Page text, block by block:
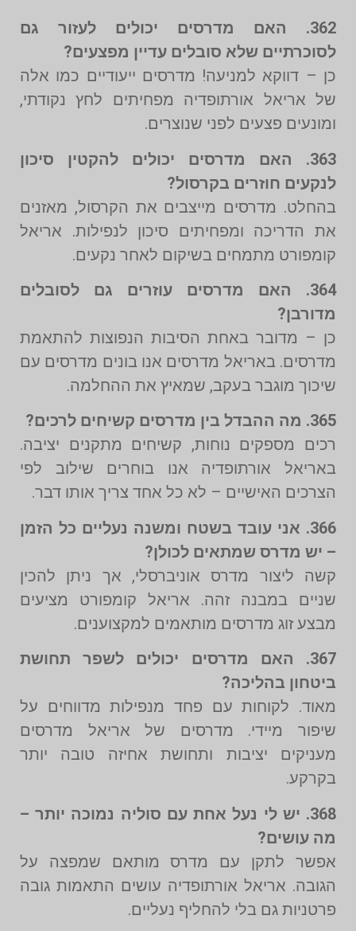
362. האם מדרסים יכולים לעזור גם
לסוכרתיים שלא סובלים עדיין מפצעים?
כן – דווקא למניעה! מדרסים ייעודיים כמו אלה
של אריאל אורתופדיה מפחיתים לחץ נקודתי,
ומונעים פצעים לפני שנוצרים.
363. האם מדרסים יכולים להקטין סיכון
לנקעים חוזרים בקרסול?
בהחלט. מדרסים מייצבים את הקרסול, מאזנים
את הדריכה ומפחיתים סיכון לנפילות. אריאל
קומפורט מתמחים בשיקום לאחר נקעים.
364. האם מדרסים עוזרים גם לסובלים
מדורבן?
כן – מדובר באחת הסיבות הנפוצות להתאמת
מדרסים. באריאל מדרסים אנו בונים מדרסים עם
שיכוך מוגבר בעקב, שמאיץ את ההחלמה.
365. מה ההבדל בין מדרסים קשיחים לרכים?
רכים מספקים נוחות, קשיחים מתקנים יציבה.
באריאל אורתופדיה אנו בוחרים שילוב לפי
הצרכים האישיים – לא כל אחד צריך אותו דבר.
366. אני עובד בשטח ומשנה נעליים כל הזמן
– יש מדרס שמתאים לכולן?
קשה ליצור מדרס אוניברסלי, אך ניתן להכין
שניים במבנה זהה. אריאל קומפורט מציעים
מבצע זוג מדרסים מותאמים למקצוענים.
367. האם מדרסים יכולים לשפר תחושת
ביטחון בהליכה?
מאוד. לקוחות עם פחד מנפילות מדווחים על
שיפור מיידי. מדרסים של אריאל מדרסים
מעניקים יציבות ותחושת אחיזה טובה יותר
בקרקע.
368. יש לי נעל אחת עם סוליה נמוכה יותר –
מה עושים?
אפשר לתקן עם מדרס מותאם שמפצה על
הגובה. אריאל אורתופדיה עושים התאמות גובה
פרטניות גם בלי להחליף נעליים.